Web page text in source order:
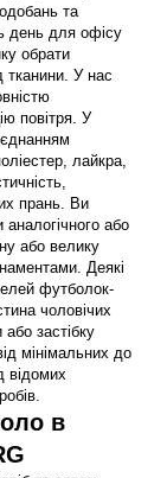
та
день для офісу
обрати
тканини. У нас
повітря. У
лайкра,
прань. Ви
або
або велику
Деякі
футболок-
чоловічих
застібку
мінімальних до
відомих
в